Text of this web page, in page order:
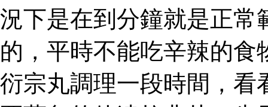
況下是在到分鐘就是正常
的，平時不能吃辛辣的
衍宗丸調理一段時間，看